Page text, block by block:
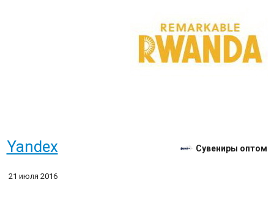
Yandex Сувениры оптом
21 июля 2016